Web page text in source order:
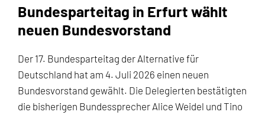
Bundesparteitag in Erfurt wählt
neuen Bundesvorstand
Der 17. Bundesparteitag der Alternative für
Deutschland hat am 4. Juli 2026 einen neuen
Bundesvorstand gewählt. Die Delegierten bestätigten
die bisherigen Bundessprecher Alice Weidel und Tino